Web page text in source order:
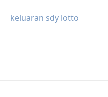
keluaran sdy lotto